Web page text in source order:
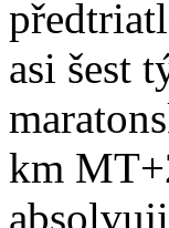
asi šest
km